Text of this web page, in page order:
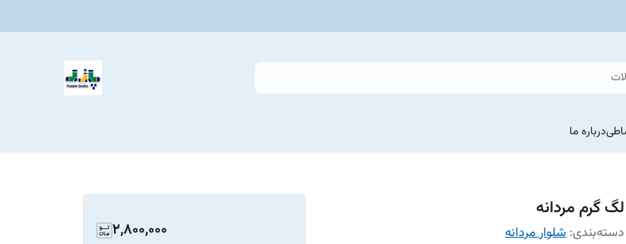
درباره ما
لگ گرم مردانه
دسته‌بندی:شلوار مردانه
2,800,000